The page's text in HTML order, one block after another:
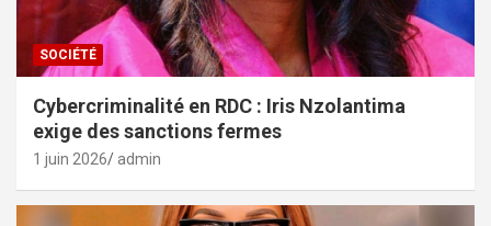
SOCIÉTÉ
Cybercriminalité en RDC : Iris Nzolantima
exige des sanctions fermes
1 juin 2026 admin